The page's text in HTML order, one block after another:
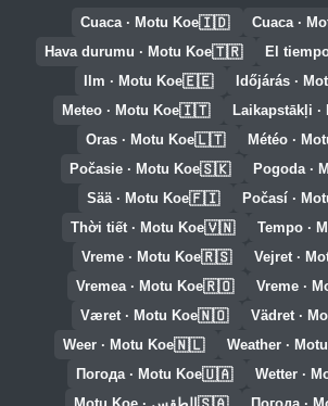
Cuaca ·
🇮🇩
Cuaca · Motu Koe
El
🇹🇷
Hava durumu · Motu Koe
Időjárás ·
🇪🇪
Ilm · Motu Koe
Laikapstākļi ·
🇮🇹
Meteo · Motu Koe
Météo ·
🇱🇹
Oras · Motu Koe
Pogoda ·
🇸🇰
Počasie · Motu Koe
Počasí ·
🇫🇮
Sää · Motu Koe
Tempo ·
🇻🇳
Thời tiết · Motu Koe
Vejret ·
🇷🇸
Vreme · Motu Koe
Vreme ·
🇷🇴
Vremea · Motu Koe
Vädret ·
🇳🇴
Været · Motu Koe
Weather ·
🇳🇱
Weer · Motu Koe
Wetter ·
🇺🇦
Погода · Motu Koe